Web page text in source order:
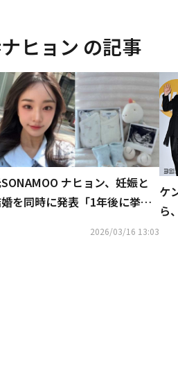
ナヒョン の記事
ナヒョン、妊娠と
を同時に発表「1年後に挙式
2026/03/16 13:03
ケ
ら